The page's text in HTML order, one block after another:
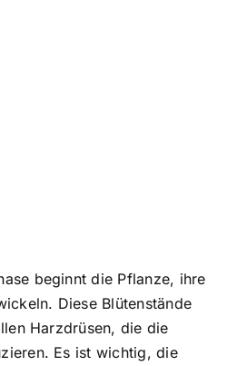
beginnt die Pflanze, ihre
Diese Blütenstände
Harzdrüsen, die die
Es ist wichtig, die